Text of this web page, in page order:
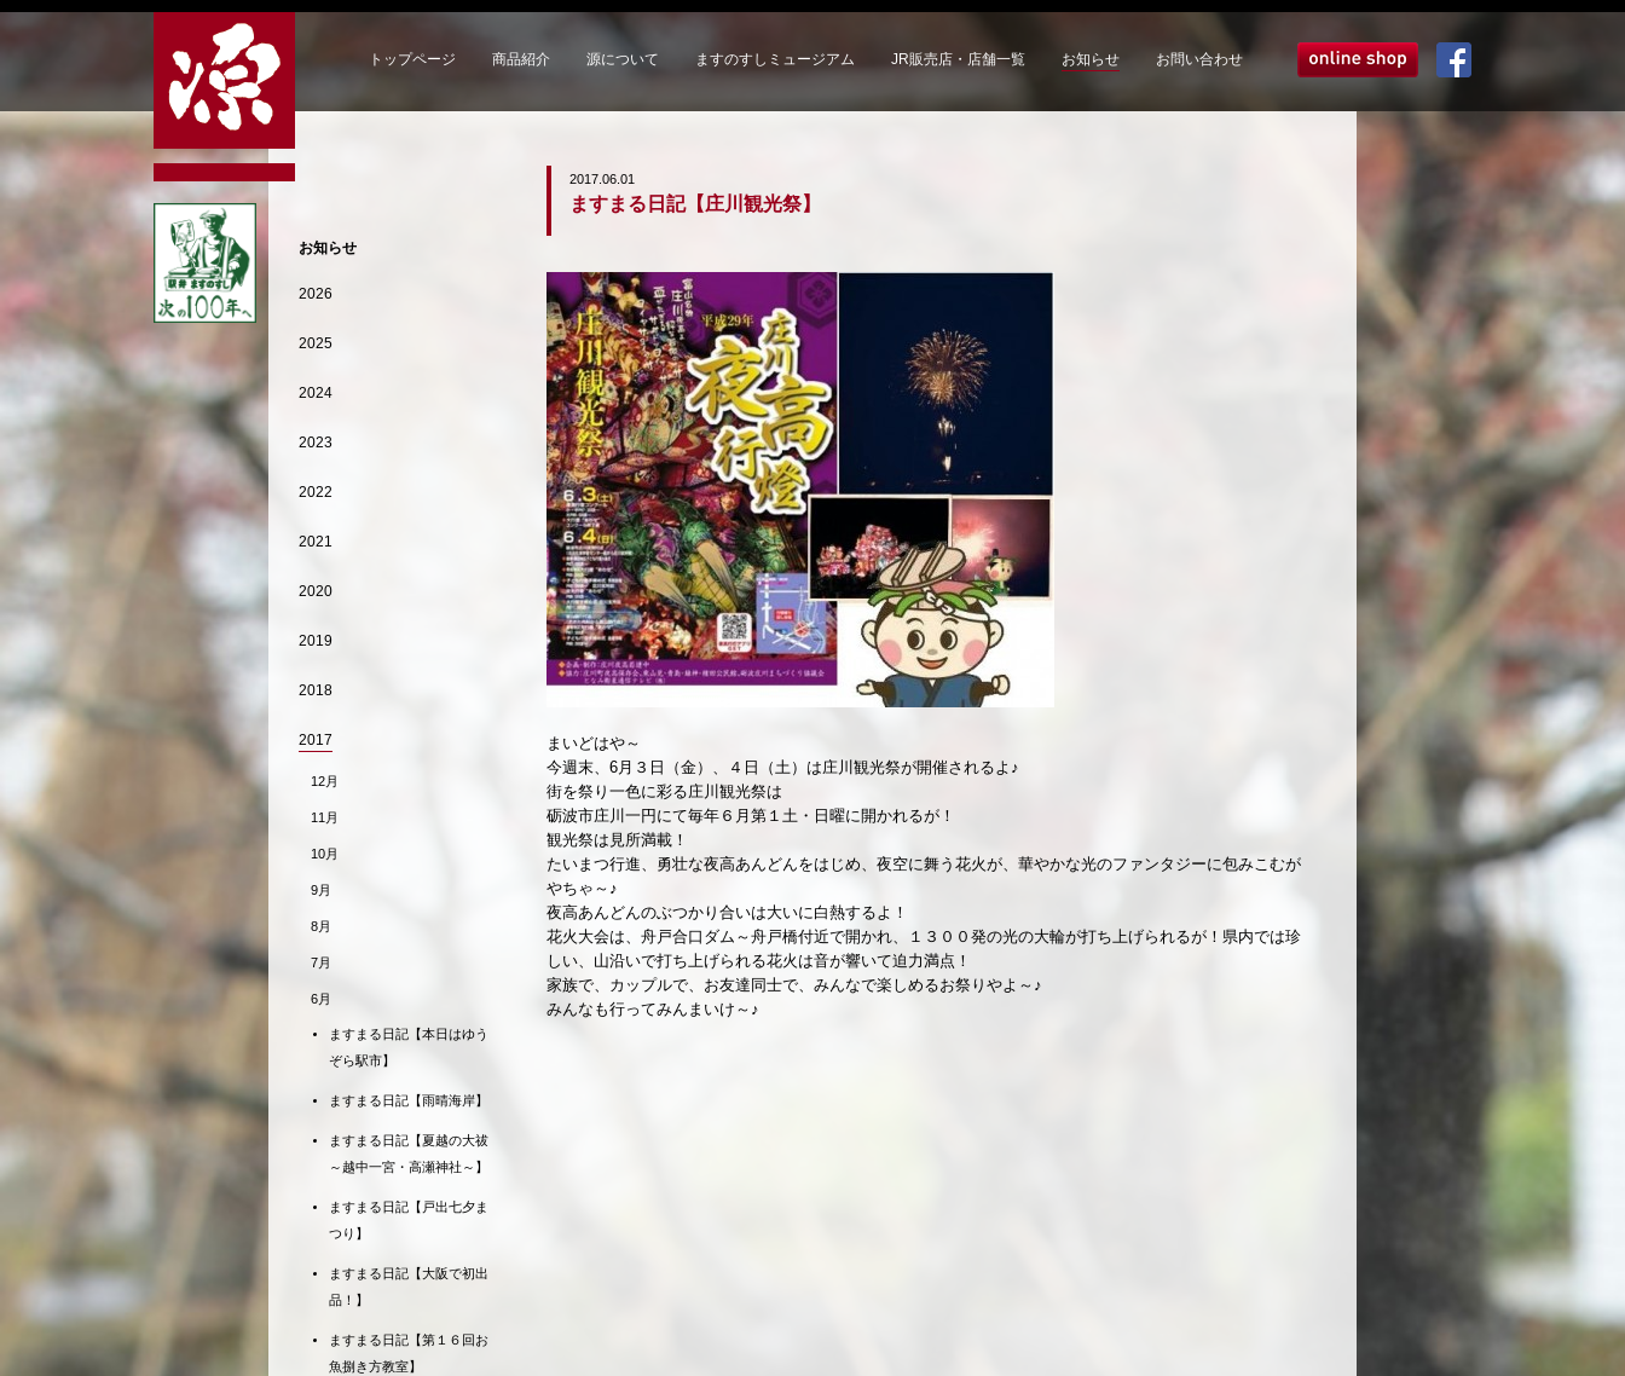
トップページ 商品紹介 源について ますのすしミュージアム JR販売店・店舗一覧 お知らせ お問い合わせ オンラインショップ
2017.06.01
ますまる日記【庄川観光祭】
まいどはや～
今週末、6月３日（金）、４日（土）は庄川観光祭が開催されるよ♪
街を祭り一色に彩る庄川観光祭は
砺波市庄川一円にて毎年６月第１土・日曜に開かれるが！
観光祭は見所満載！
たいまつ行進、勇壮な夜高あんどんをはじめ、夜空に舞う花火が、華やかな光のファンタジーに包みこむが
やちゃ～♪
夜高あんどんのぶつかり合いは大いに白熱するよ！
花火大会は、舟戸合口ダム～舟戸橋付近で開かれ、１３００発の光の大輪が打ち上げられるが！県内では珍
しい、山沿いで打ち上げられる花火は音が響いて迫力満点！
家族で、カップルで、お友達同士で、みんなで楽しめるお祭りやよ～♪
みんなも行ってみんまいけ～♪
お知らせ
2026
2025
2024
2023
2022
2021
2020
2019
2018
2017
12月
11月
10月
9月
8月
7月
6月
ますまる日記【本日はゆう
ぞら駅市】
ますまる日記【雨晴海岸】
ますまる日記【夏越の大祓
～越中一宮・高瀬神社～】
ますまる日記【戸出七夕ま
つり】
ますまる日記【大阪で初出
品！】
ますまる日記【第１６回お
魚捌き方教室】